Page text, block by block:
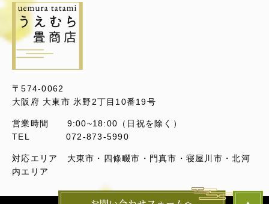
〒574-0062
大阪府 大東市 氷野2丁目10番19号
営業時間 9:00~18:00（日祝を除く）
TEL 072-873-5990
対応エリア 大東市・四條畷市・門真市・寝屋川市・北河
内エリア